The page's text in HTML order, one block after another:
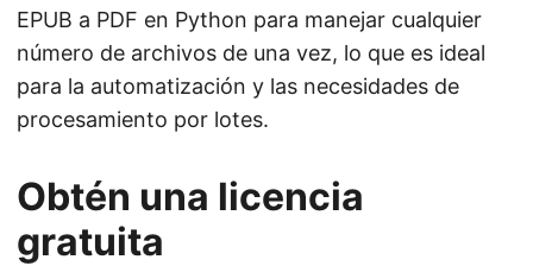
EPUB a PDF en Python para manejar cualquier
número de archivos de una vez, lo que es ideal
para la automatización y las necesidades de
procesamiento por lotes.
Obtén una licencia
gratuita